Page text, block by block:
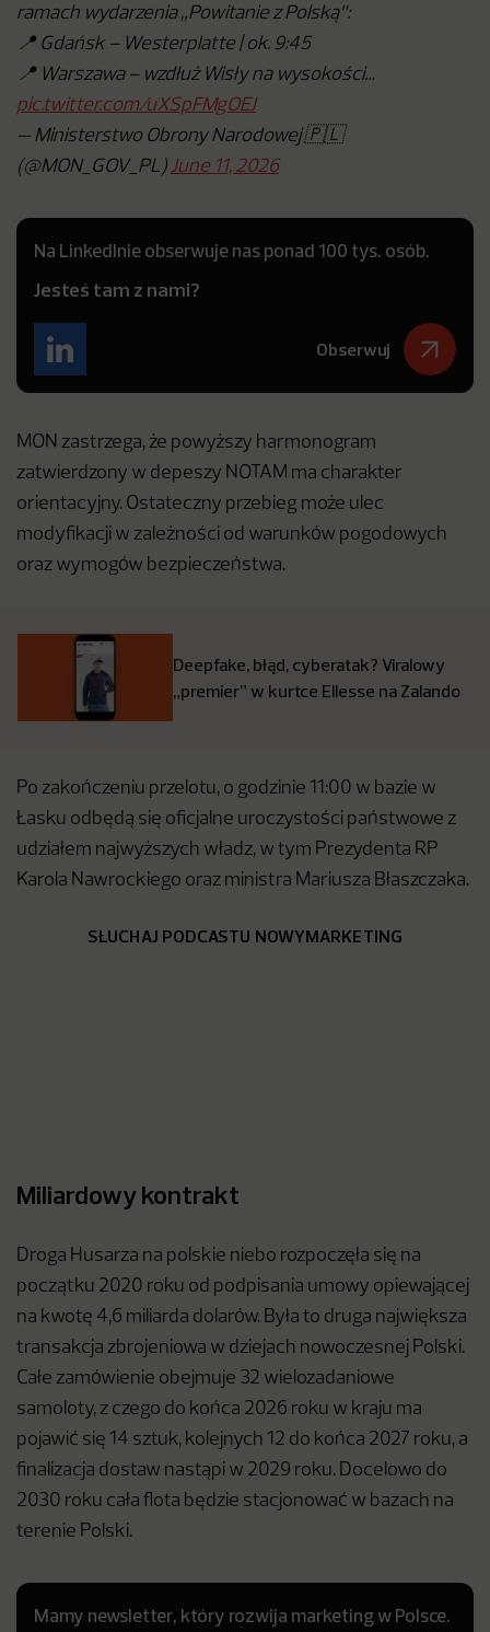
ramach wydarzenia „Powitanie z Polską":
📍 Gdańsk – Westerplatte | ok. 9:45
📍 Warszawa – wzdłuż Wisły na wysokości…
pic.twitter.com/uXSpFMgOEJ
— Ministerstwo Obrony Narodowej 🇵🇱
(@MON_GOV_PL)June 11, 2026
Na LinkedInie obserwuje nas ponad 100 tys. osób.
Jesteś tam z nami?
Obserwuj
MON zastrzega, że powyższy harmonogram
zatwierdzony w depeszy NOTAM ma charakter
orientacyjny. Ostateczny przebieg może ulec
modyfikacji w zależności od warunków pogodowych
oraz wymogów bezpieczeństwa.
Deepfake, błąd, cyberatak? Viralowy
„premier” w kurtce Ellesse na Zalando
Po zakończeniu przelotu, o godzinie 11:00 w bazie w
Łasku odbędą się oficjalne uroczystości państwowe z
udziałem najwyższych władz, w tym Prezydenta RP
Karola Nawrockiego oraz ministra Mariusza Błaszczaka.
SŁUCHAJ PODCASTU NOWYMARKETING
Miliardowy kontrakt
Droga Husarza na polskie niebo rozpoczęła się na
początku 2020 roku od podpisania umowy opiewającej
na kwotę 4,6 miliarda dolarów. Była to druga największa
transakcja zbrojeniowa w dziejach nowoczesnej Polski.
Całe zamówienie obejmuje 32 wielozadaniowe
samoloty, z czego do końca 2026 roku w kraju ma
pojawić się 14 sztuk, kolejnych 12 do końca 2027 roku, a
finalizacja dostaw nastąpi w 2029 roku. Docelowo do
2030 roku cała flota będzie stacjonować w bazach na
terenie Polski.
Mamy newsletter, który rozwija marketing w Polsce.